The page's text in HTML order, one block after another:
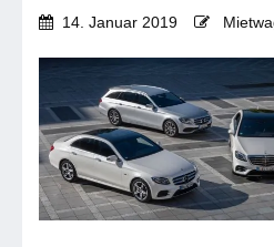
14. Januar 2019